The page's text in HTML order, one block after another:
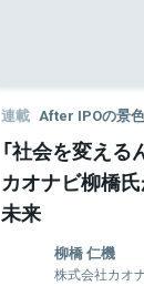
連載 After IPOの景色
「社会を変える
カオナビ柳橋
未来
柳橋 仁機
株式会社カオ